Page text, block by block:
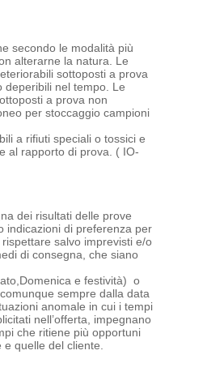
secondo le modalità più
alterarne la natura. Le
sottoposti a prova
deperibili nel tempo. Le
a prova non
per stoccaggio campioni
a rifiuti speciali o tossici e
al rapporto di prova. ( IO-
dei risultati delle prove
indicazioni di preferenza per
salvo imprevisti e/o
di consegna, che siano
e festività) o
sempre dalla data
anomale in cui i tempi
nell’offerta, impegnano
che ritiene più opportuni
quelle del cliente.